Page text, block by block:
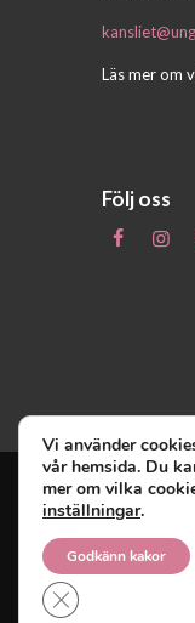
Läs mer om
Följ oss
innehar
Vi använder
vår hemsida. Du
mer om vilka
inställningar.
Godkänn kakor
Close GDPR